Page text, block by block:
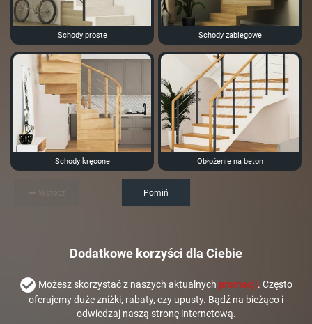
Schody proste Schody zabiegowe
Schody kręcone Obłożenie na beton
Pomiń
Dodatkowe korzyści dla Ciebie
Możesz skorzystać z naszych aktualnych promocji. Często
oferujemy duże zniżki, rabaty, czy upusty. Bądź na bieżąco i
odwiedzaj naszą stronę internetową.